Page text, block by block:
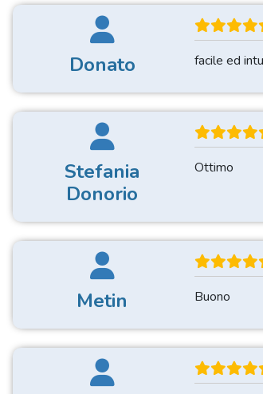
Donato facile ed
Stefania
Donorio
Ottimo
Metin Buono